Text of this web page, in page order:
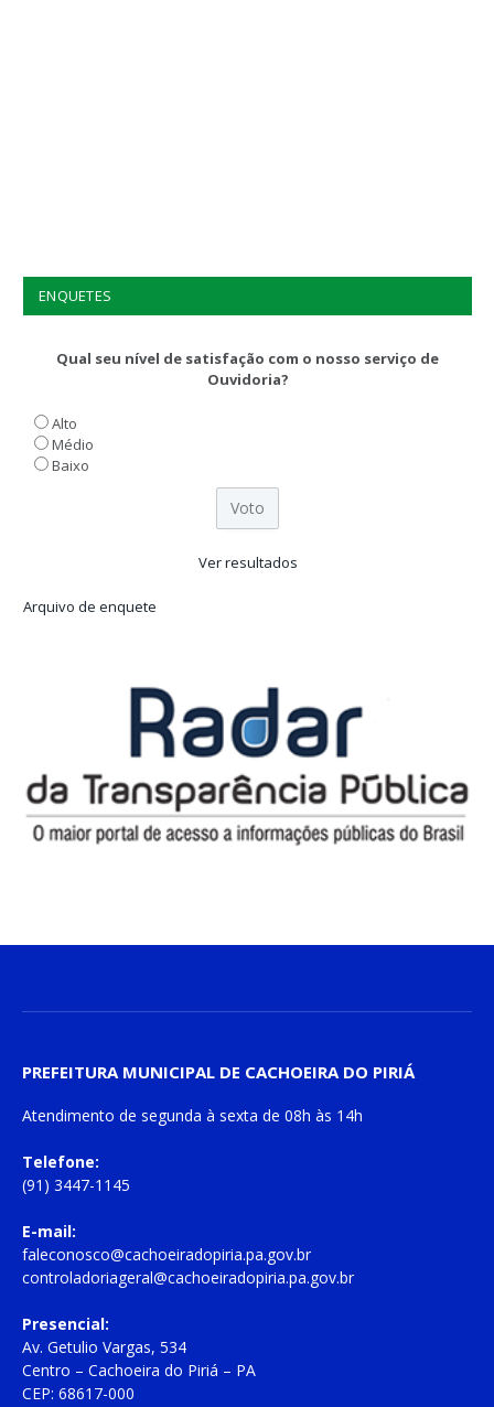
ENQUETES
Qual seu nível de satisfação com o nosso serviço de
Ouvidoria?
Alto
Médio
Baixo
Ver resultados
Arquivo de enquete
PREFEITURA MUNICIPAL DE CACHOEIRA DO PIRIÁ
Atendimento de segunda à sexta de 08h às 14h
Telefone:
(91) 3447-1145
E-mail:
faleconosco@cachoeiradopiria.pa.gov.br
controladoriageral@cachoeiradopiria.pa.gov.br
Presencial:
Av. Getulio Vargas, 534
Centro – Cachoeira do Piriá – PA
CEP: 68617-000